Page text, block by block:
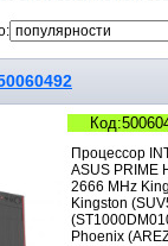
Процессор
ASUS PRIME
2666 MHz
Kingston
Phoenix